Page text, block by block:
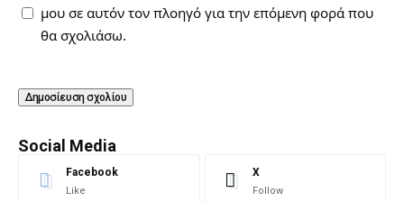
μου σε αυτόν τον πλοηγό για την επόμενη φορά που
θα σχολιάσω.
Social Media
Facebook
Like
X
Follow